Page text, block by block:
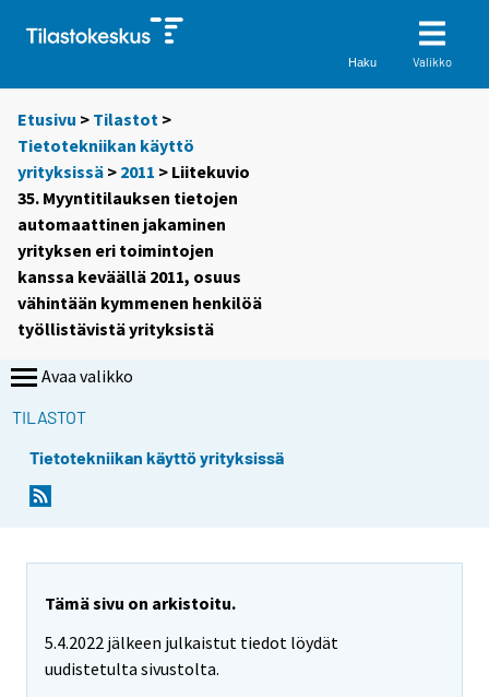
Haku Valikko
Etusivu > Tilastot >
Tietotekniikan käyttö
yrityksissä > 2011 > Liitekuvio
35. Myyntitilauksen tietojen
automaattinen jakaminen
yrityksen eri toimintojen
kanssa keväällä 2011, osuus
vähintään kymmenen henkilöä
työllistävistä yrityksistä
Avaa valikko
TILASTOT
Tietotekniikan käyttö yrityksissä
Tämä sivu on arkistoitu.
5.4.2022 jälkeen julkaistut tiedot löydät
uudistetulta sivustolta.